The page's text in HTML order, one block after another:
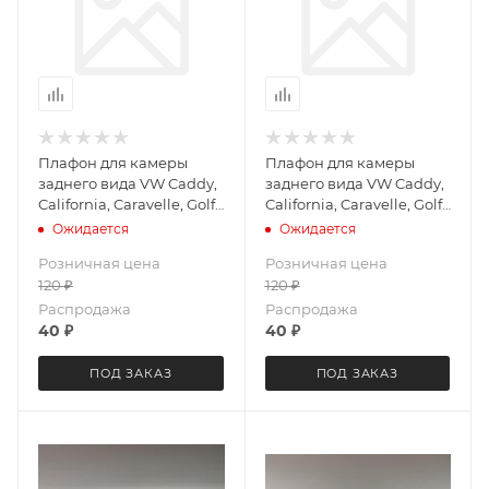
Плафон для камеры
заднего вида VW Caddy,
California, Caravelle, Golf
V, Jetta V, Multivan,
Transporter (черный)
LeTrun 3774
Ожидается
Розничная цена
120₽
Распродажа
40 ₽
ПОД ЗАКАЗ
Плафон для камеры
заднего вида VW Caddy,
California, Caravelle, Golf
V, Jetta V, Multivan,
Transporter (малый)
LeTrun 3775
Ожидается
Розничная цена
120₽
Распродажа
40 ₽
ПОД ЗАКАЗ